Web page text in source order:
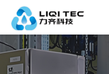
首页
关于我们